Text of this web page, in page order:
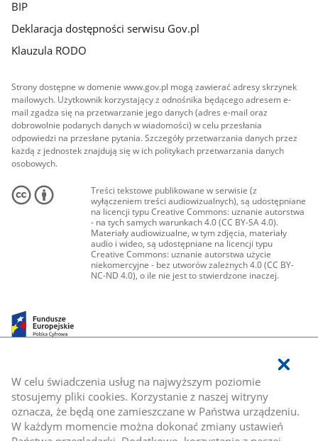
W celu świadczenia usług na najwyższym poziomie
stosujemy pliki cookies. Korzystanie z naszej witryny
oznacza, że będą one zamieszczane w Państwa urządzeniu.
W każdym momencie można dokonać zmiany ustawień
BIP
Deklaracja dostępności serwisu Gov.pl
Klauzula RODO
Strony dostępne w domenie www.gov.pl mogą zawierać adresy skrzynek
mailowych. Użytkownik korzystający z odnośnika będącego adresem e-
mail zgadza się na przetwarzanie jego danych (adres e-mail oraz
dobrowolnie podanych danych w wiadomości) w celu przesłania
odpowiedzi na przesłane pytania. Szczegóły przetwarzania danych przez
każdą z jednostek znajdują się w ich politykach przetwarzania danych
osobowych.
Treści tekstowe publikowane w serwisie (z
wyłączeniem treści audiowizualnych), są udostępniane
na licencji typu Creative Commons: uznanie autorstwa
- na tych samych warunkach 4.0 (CC BY-SA 4.0).
Materiały audiowizualne, w tym zdjęcia, materiały
audio i wideo, są udostępniane na licencji typu
Creative Commons: uznanie autorstwa użycie
niekomercyjne - bez utworów zależnych 4.0 (CC BY-
NC-ND 4.0), o ile nie jest to stwierdzone inaczej.